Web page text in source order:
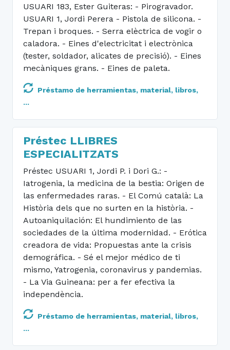
USUARI 183, Ester Guiteras: - Pirogravador.
USUARI 1, Jordi Perera - Pistola de silicona. -
Trepan i broques. - Serra elèctrica de vogir o
caladora. - Eines d'electricitat i electrònica
(tester, soldador, alicates de precisió). - Eines
mecàniques grans. - Eines de paleta.
Préstamo de herramientas, material, libros,
...
Préstec LLIBRES
ESPECIALITZATS
Préstec USUARI 1, Jordi P. i Dori G.: -
Iatrogenia, la medicina de la bestia: Origen de
las enfermedades raras. - El Comú català: La
Història dels que no surten en la història. -
Autoaniquilación: El hundimiento de las
sociedades de la última modernidad. - Erótica
creadora de vida: Propuestas ante la crisis
demográfica. - Sé el mejor médico de ti
mismo, Yatrogenia, coronavirus y pandemias.
- La Via Guineana: per a fer efectiva la
independència.
Préstamo de herramientas, material, libros,
...